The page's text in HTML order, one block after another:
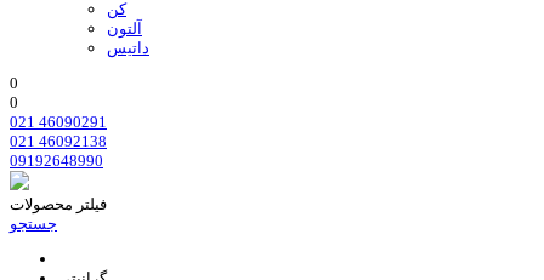
کن
آلتون
داتیس
0
0
021 46090291
021 46092138
09192648990
فیلتر محصولات
جستجو